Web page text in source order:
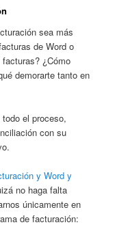
sea más
de Word o
¿Cómo
demorarte tanto en
el proceso,
con su
y Word y
no haga falta
únicamente en
de facturación: